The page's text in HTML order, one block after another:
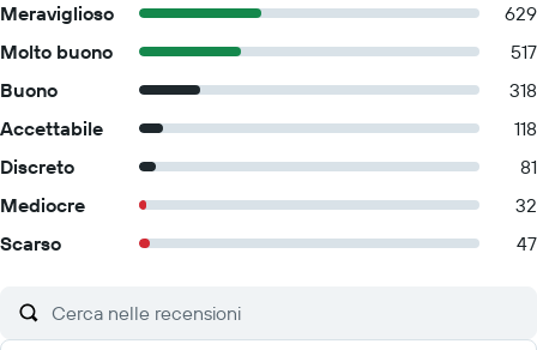
Meraviglioso
629
Molto buono
517
Buono
318
Accettabile
118
Discreto
81
Mediocre
32
Scarso
47